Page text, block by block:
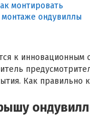
монтировать
ондувиллы
к инновационным
Как правильно